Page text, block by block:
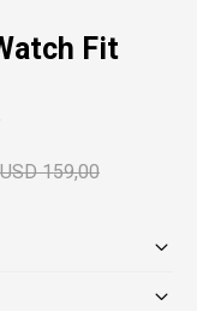
Fit
USD 159,00